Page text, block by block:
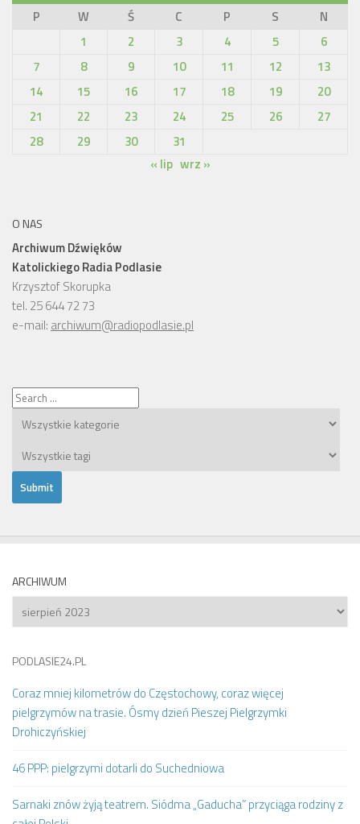
P
W Ś C P S
N
1
2 3 4 5
6
7
8 9 10 11 12
13
14
15 16 17 18 19
20
21
22 23 24 25 26
27
28
29 30
31
« lip wrz »
O NAS
Archiwum Dźwięków
Katolickiego Radia Podlasie
Krzysztof Skorupka
tel. 25 644 72 73
e-mail: archiwum@radiopodlasie.pl
ARCHIWUM
Archiwum
PODLASIE24.PL
Coraz mniej kilometrów do Częstochowy, coraz więcej
pielgrzymów na trasie. Ósmy dzień Pieszej Pielgrzymki
Drohiczyńskiej
46 PPP: pielgrzymi dotarli do Suchedniowa
Sarnaki znów żyją teatrem. Siódma „Gaducha” przyciąga rodziny z